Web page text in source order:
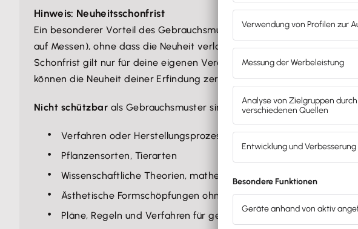
Hinweis: Neuheitsschonfrist
Ein besonderer Vorteil des Gebrauchsmusters gegenüber dem
auf Messen), ohne dass die Neuheit verloren geht – vorausgesetzt,
Schonfrist gilt nur für deine eigenen Veröffentlichungen, nicht für
können die Neuheit deiner Erfindung zerstören, selbst wenn sie
Nicht schützbar als Gebrauchsmuster sind:
Verfahren oder Herstellungsprozesse (nur als Patent schützbar)
Pflanzensorten, Tierarten
Wissenschaftliche Theorien, mathematische Methoden
Ästhetische Formschöpfungen ohne technische Funktion
Pläne, Regeln und Verfahren für gedankliche Tätigkeiten